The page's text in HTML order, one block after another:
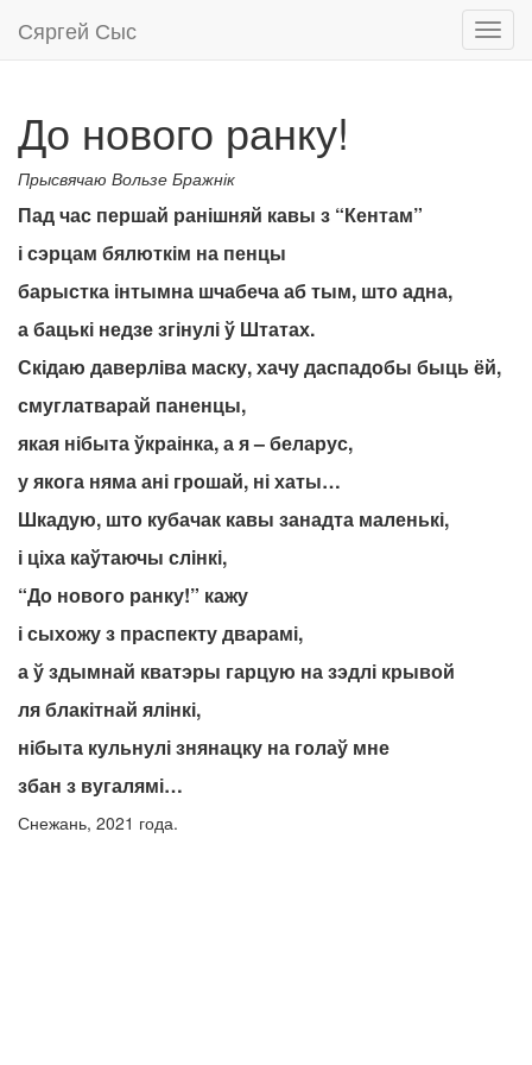
Сяргей Сыс
До нового ранку!
Прысвячаю Вользе Бражнік
Пад час першай ранішняй кавы з “Кентам”
і сэрцам бялюткім на пенцы
барыстка інтымна шчабеча аб тым, што адна,
а бацькі недзе згінулі ў Штатах.
Скідаю даверліва маску, хачу даспадобы быць ёй,
смуглатварай паненцы,
якая нібыта ўкраінка, а я – беларус,
у якога няма ані грошай, ні хаты…
Шкадую, што кубачак кавы занадта маленькі,
і ціха каўтаючы слінкі,
“До нового ранку!” кажу
і сыхожу з праспекту дварамі,
а ў здымнай кватэры гарцую на зэдлі крывой
ля блакітнай ялінкі,
нібыта кульнулі знянацку на голаў мне
збан з вугалямі…
Снежань, 2021 года.